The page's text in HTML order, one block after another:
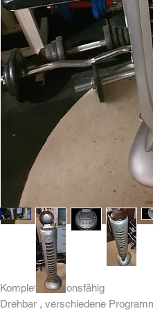
Komplett funktionsfähig
Drehbar , verschiedene